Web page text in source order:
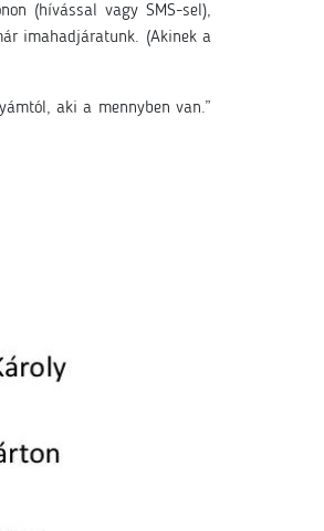
(hívással vagy SMS-sel),
imahadjáratunk. (Akinek a
aki a mennyben van.”